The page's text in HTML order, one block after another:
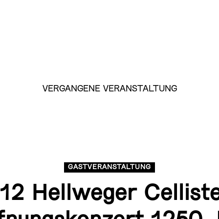
VERGANGENE VERANSTALTUNG
GASTVERANSTALTUNG
Hellweger